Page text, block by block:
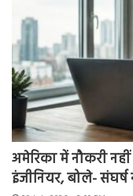
अमेरिका में नौकरी
इंजीनियर, बोले-